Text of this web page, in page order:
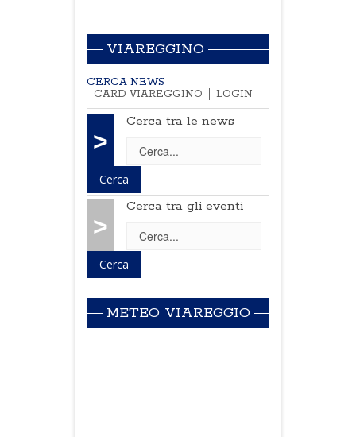
VIAREGGINO
CERCA NEWS
CARD VIAREGGINO
LOGIN
>
Cerca tra le news
>
Cerca tra gli eventi
METEO VIAREGGIO